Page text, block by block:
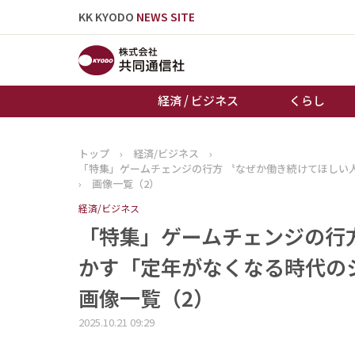
KK KYODO NEWS SITE
経済 / ビジネス くらし
トップページ
トップ › 経済/ビジネス
›
「特集」ゲームチェンジの行方 〝なぜか働き続けてほし
›
画像一覧（2）
経済/ビジネス
「特集」ゲームチェンジの
かす「定年がなくなる時代
画像一覧（2）
2025.10.21 09:29